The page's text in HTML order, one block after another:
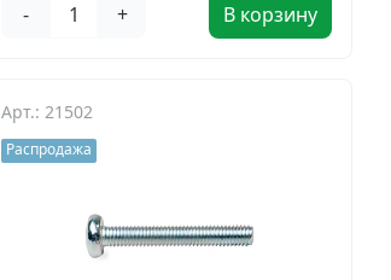
- + В корзину
Арт.: 21502
Распродажа